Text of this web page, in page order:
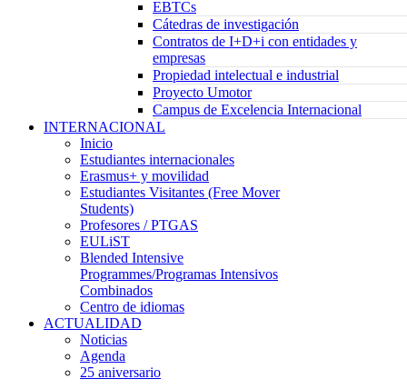
EBTCs
Cátedras de investigación
Contratos de I+D+i con entidades y
empresas
Propiedad intelectual e industrial
Proyecto Umotor
Campus de Excelencia Internacional
INTERNACIONAL
Inicio
Estudiantes internacionales
Erasmus+ y movilidad
Estudiantes Visitantes (Free Mover
Students)
Profesores / PTGAS
EULiST
Blended Intensive
Programmes/Programas Intensivos
Combinados
Centro de idiomas
ACTUALIDAD
Noticias
Agenda
25 aniversario